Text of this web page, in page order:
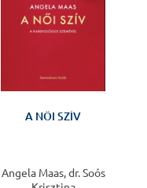
A NŐI SZÍV
Angela Maas, dr. Soós